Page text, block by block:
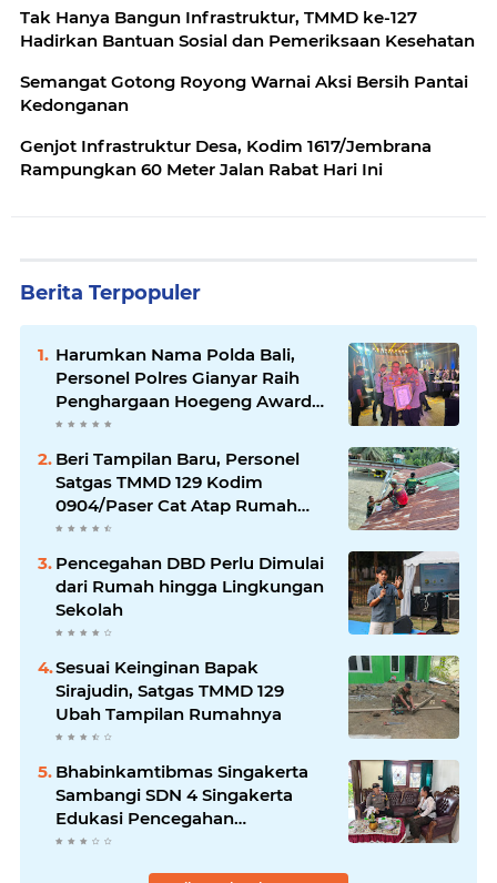
Tak Hanya Bangun Infrastruktur, TMMD ke-127
Hadirkan Bantuan Sosial dan Pemeriksaan Kesehatan
Semangat Gotong Royong Warnai Aksi Bersih Pantai
Kedonganan
Genjot Infrastruktur Desa, Kodim 1617/Jembrana
Rampungkan 60 Meter Jalan Rabat Hari Ini
Berita Terpopuler
Harumkan Nama Polda Bali,
Personel Polres Gianyar Raih
Penghargaan Hoegeng Awards
2026
Beri Tampilan Baru, Personel
Satgas TMMD 129 Kodim
0904/Paser Cat Atap Rumah
Marbot
Pencegahan DBD Perlu Dimulai
dari Rumah hingga Lingkungan
Sekolah
Sesuai Keinginan Bapak
Sirajudin, Satgas TMMD 129
Ubah Tampilan Rumahnya
Bhabinkamtibmas Singakerta
Sambangi SDN 4 Singakerta
Edukasi Pencegahan
Penculikan Anak